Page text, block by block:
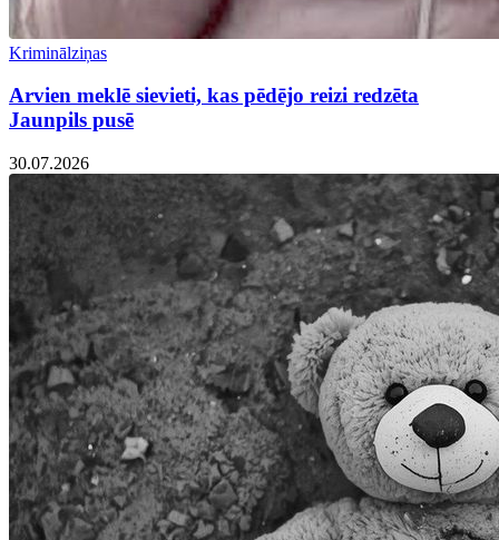
Kriminālziņas
Arvien meklē sievieti, kas pēdējo reizi redzēta
Jaunpils pusē
30.07.2026